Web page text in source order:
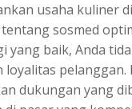
usaha kuliner
sosmed
yang baik, Anda
dukungan yang